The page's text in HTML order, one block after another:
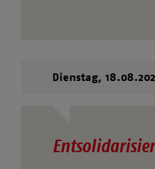
Dienstag,